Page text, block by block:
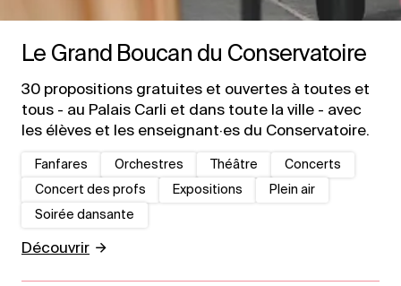
Le Grand Boucan du Conservatoire
30 propositions gratuites et ouvertes à toutes et
tous - au Palais Carli et dans toute la ville - avec
les élèves et les enseignant·es du Conservatoire.
Fanfares Orchestres Théâtre
Concerts
Concert des profs
Expositions
Plein air
Soirée dansante
Découvrir